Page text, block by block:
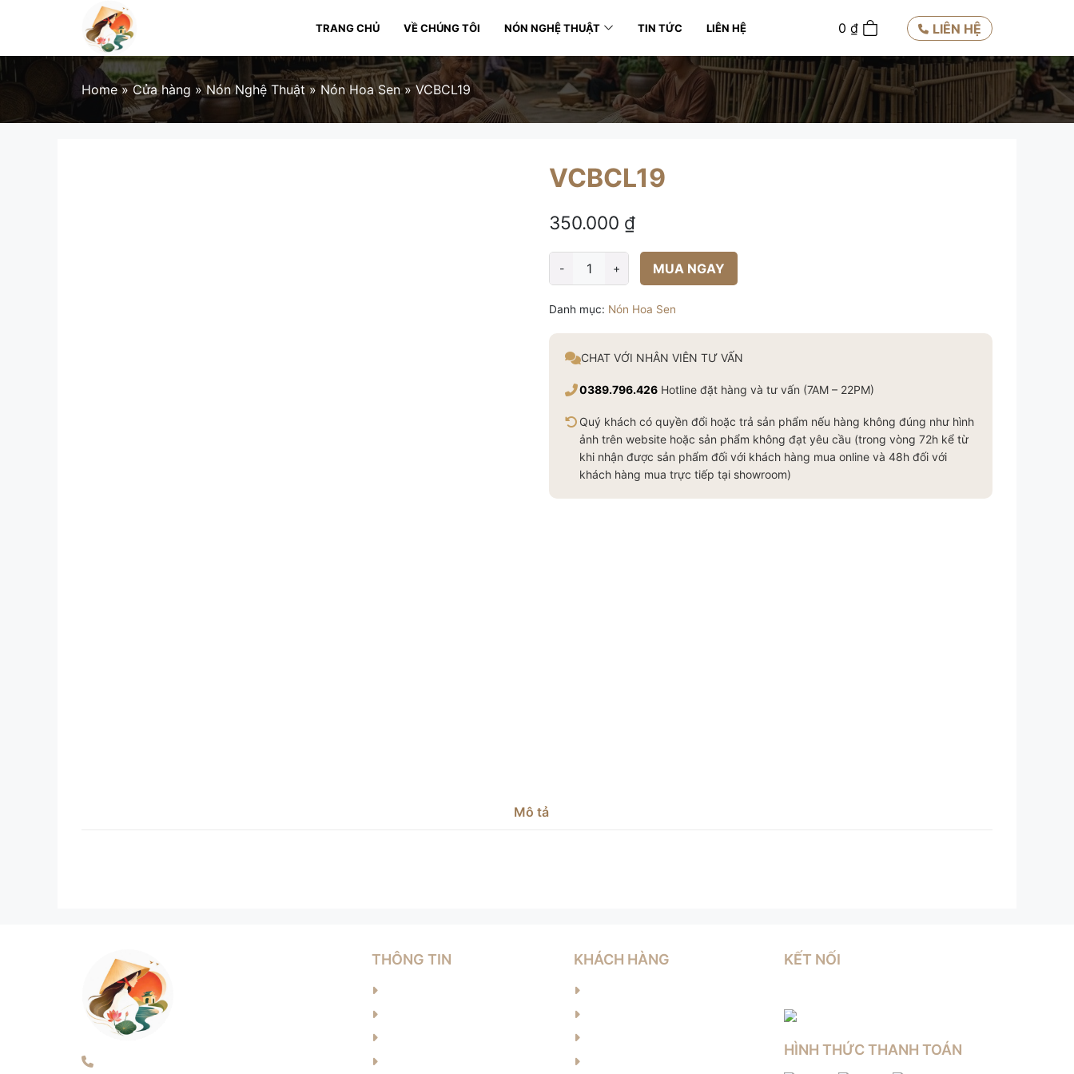
TRANG CHỦ VỀ CHÚNG TÔI NÓN NGHỆ THUẬT TIN TỨC LIÊN HỆ 0 ₫ LIÊN HỆ
Home »Cửa hàng »Nón Nghệ Thuật » Nón Hoa Sen »VCBCL19
VCBCL19
350.000 ₫
-
VCBCL19
lượng
+ MUA NGAY
Danh mục: Nón Hoa Sen
CHAT VỚI NHÂN VIÊN TƯ VẤN
0389.796.426 Hotline đặt hàng và tư vấn (7AM – 22PM)
Quý khách có quyền đổi hoặc trả sản phẩm nếu hàng không đúng như hình
ảnh trên website hoặc sản phẩm không đạt yêu cầu (trong vòng 72h kể từ
khi nhận được sản phẩm đối với khách hàng mua online và 48h đối với
khách hàng mua trực tiếp tại showroom)
Mô tả
THÔNG TIN KHÁCH HÀNG KẾT NỐI
HÌNH THỨC THANH TOÁN